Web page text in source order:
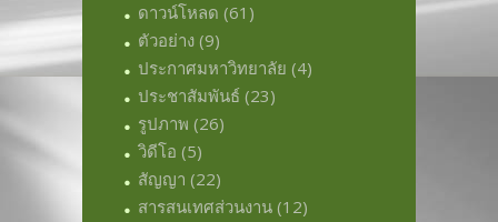
ดาวน์โหลด (61)
ตัวอย่าง (9)
ประกาศมหาวิทยาลัย (4)
ประชาสัมพันธ์ (23)
รูปภาพ (26)
วิดีโอ (5)
สัญญา (22)
สารสนเทศส่วนงาน (12)